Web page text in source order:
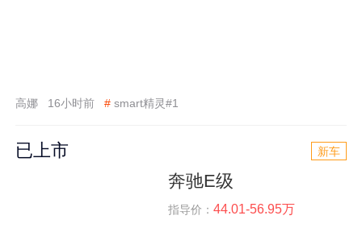
高娜 16小时前 # smart精灵#1
已上市 新车
奔驰E级
指导价： 44.01-56.95万